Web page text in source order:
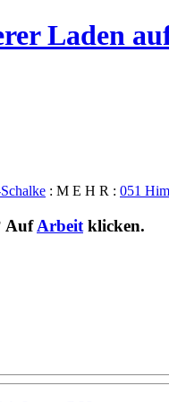
Laden
: M E H R : 051
AufArbeit klicken.